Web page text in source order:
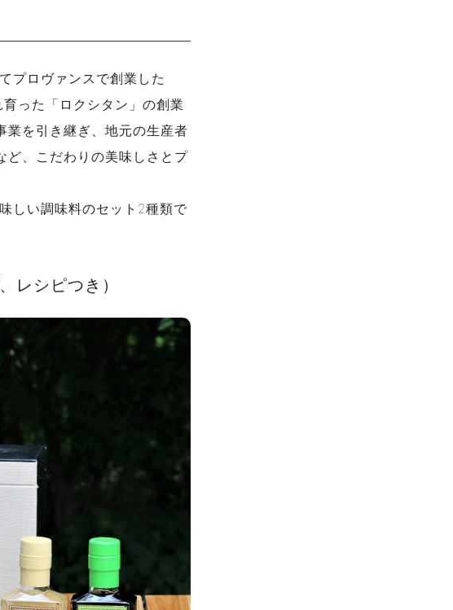
プロヴァンスで創業した
った「ロクシタン」の創業
業を引き継ぎ、地元の生産者
ど、こだわりの美味しさとプ
しい調味料のセット2種類で
レシピつき）